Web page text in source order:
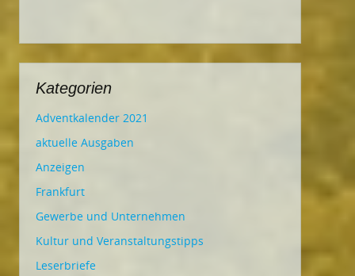
Kategorien
Adventkalender 2021
aktuelle Ausgaben
Anzeigen
Frankfurt
Gewerbe und Unternehmen
Kultur und Veranstaltungstipps
Leserbriefe